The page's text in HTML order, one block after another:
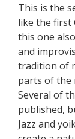
This is the
like the first
this one
and
tradition of
parts of the
Several of
published,
Jazz and